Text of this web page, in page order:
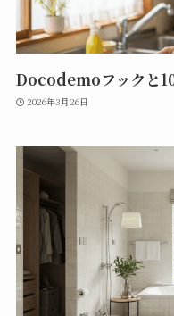
Docodemoフックと
2026年3月26日